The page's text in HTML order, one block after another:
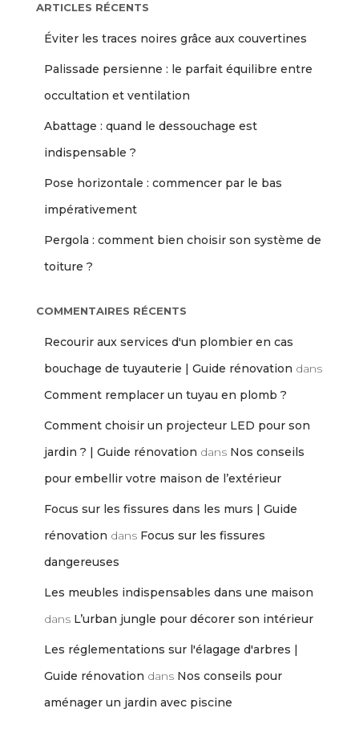
ARTICLES RÉCENTS
Éviter les traces noires grâce aux couvertines
Palissade persienne : le parfait équilibre entre
occultation et ventilation
Abattage : quand le dessouchage est
indispensable ?
Pose horizontale : commencer par le bas
impérativement
Pergola : comment bien choisir son système de
toiture ?
COMMENTAIRES RÉCENTS
Recourir aux services d'un plombier en cas
bouchage de tuyauterie | Guide rénovation dans
Comment remplacer un tuyau en plomb ?
Comment choisir un projecteur LED pour son
jardin ? | Guide rénovation dans Nos conseils
pour embellir votre maison de l’extérieur
Focus sur les fissures dans les murs | Guide
rénovation dans Focus sur les fissures
dangereuses
Les meubles indispensables dans une maison
dans L’urban jungle pour décorer son intérieur
Les réglementations sur l'élagage d'arbres |
Guide rénovation dans Nos conseils pour
aménager un jardin avec piscine